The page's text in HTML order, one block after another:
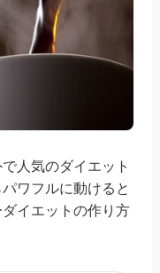
人気のダイエット
ワフルに動けると
イエットの作り方